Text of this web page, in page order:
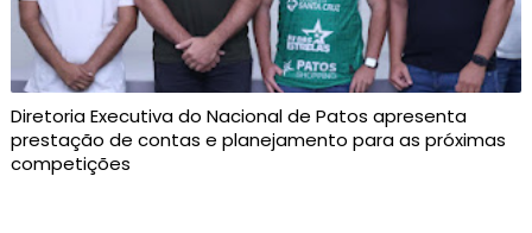
Diretoria Executiva do Nacional de Patos apresenta
prestação de contas e planejamento para as próximas
competições